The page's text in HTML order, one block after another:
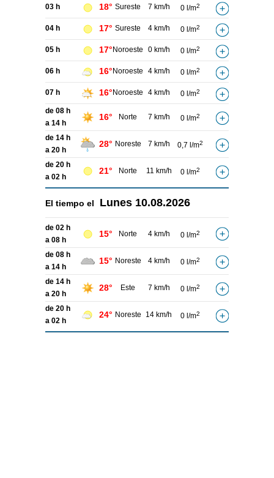
03 h 18° Sureste 7 km/h 0 l/m2
04 h 17° Sureste 4 km/h 0 l/m2
05 h 17° Noroeste 0 km/h 0 l/m2
06 h 16° Noroeste 4 km/h 0 l/m2
07 h 16° Noroeste 4 km/h 0 l/m2
de 08 h
a 14 h
16° Norte 7 km/h 0 l/m2
de 14 h
a 20 h
28° Noreste 7 km/h 0,7 l/m2
de 20 h
a 02 h
21° Norte 11 km/h 0 l/m2
El tiempo el Lunes 10.08.2026
de 02 h
a 08 h
15° Norte 4 km/h 0 l/m2
de 08 h
a 14 h
15° Noreste 4 km/h 0 l/m2
de 14 h
a 20 h
28° Este 7 km/h 0 l/m2
de 20 h
a 02 h
24° Noreste 14 km/h 0 l/m2